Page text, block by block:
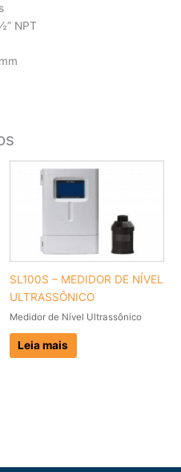
NPT
SL100S – MEDIDOR DE NÍVEL
ULTRASSÔNICO
Medidor de Nível Ultrassônico
Leia mais